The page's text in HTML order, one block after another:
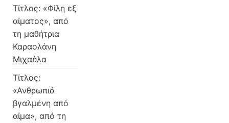
Τίτλος: «Φίλη εξ
αίματος», από
τη μαθήτρια
Καραολάνη
Μιχαέλα
Τίτλος:
«Ανθρωπιά
βγαλμένη από
αίμα», από τη